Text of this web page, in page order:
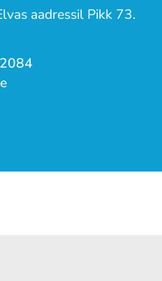
aadressil Pikk 73.